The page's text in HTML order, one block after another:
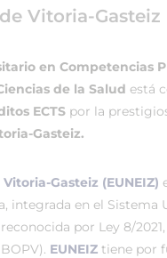
Vitoria-Gasteiz
en Competencias
de la Salud está
ECTS por la
Gasteiz.
Gasteiz (EUNEIZ)
integrada en el Sistema
por Ley 8/2021,
EUNEIZ tiene por